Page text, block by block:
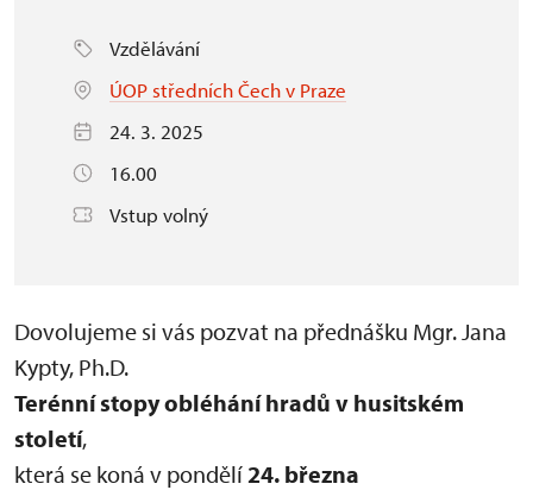
Vzdělávání
ÚOP středních Čech v Praze
24. 3. 2025
16.00
Vstup volný
Dovolujeme si vás pozvat na přednášku Mgr. Jana
Kypty, Ph.D.
Terénní stopy obléhání hradů v husitském
století,
která se koná v pondělí 24. března